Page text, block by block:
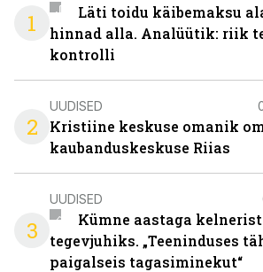
1
Läti toidu käibemaksu
hinnad alla. Analüütik: riik
kontrolli
2
UUDISED
Kristiine keskuse omanik
kaubanduskeskuse Riias
3
UUDISED
Kümne aastaga
tegevjuhiks. „Teeninduses
paigalseis tagasiminekut“